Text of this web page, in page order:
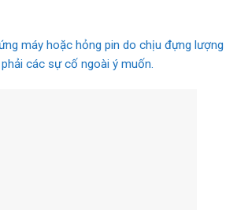
máy hoặc hỏng pin do chịu đựng lượng
các sự cố ngoài ý muốn.